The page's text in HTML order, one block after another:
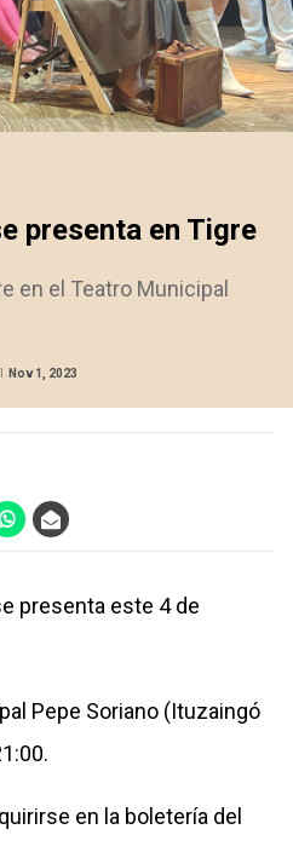
presenta en Tigre
en el Teatro Municipal
Nov 1, 2023
presenta este 4 de
Pepe Soriano (Ituzaingó
en la boletería del